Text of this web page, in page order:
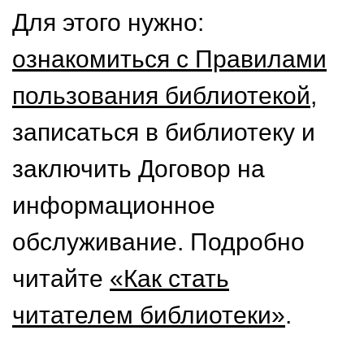
Для этого нужно:
ознакомиться с Правилами
пользования библиотекой,
записаться в библиотеку и
заключить Договор на
информационное
обслуживание. Подробно
читайте «Как стать
читателем библиотеки».